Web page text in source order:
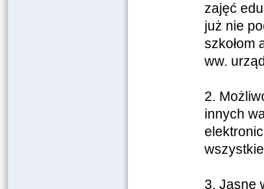
zajęć
już nie
szkołom
ww.
2.
innych
3. Jasne